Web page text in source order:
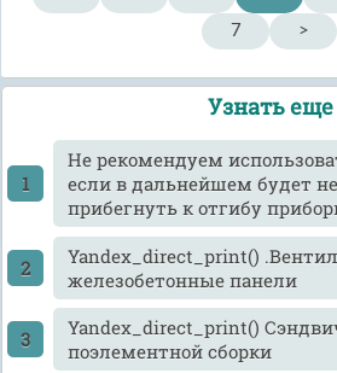
7
>
Узнать еще
He рекомендуем
если в дальнейшем будет
прибегнуть к отгибу
Yandex_direct_print()
железобетонные панели
Yandex_direct_print()
поэлементной сборки